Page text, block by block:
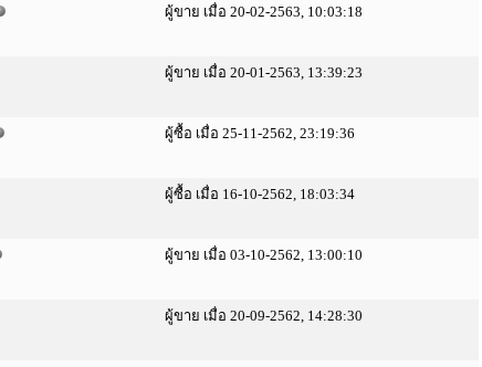
ผู้ขาย เมื่อ 20-02-2563, 10:03:18
ผู้ขาย เมื่อ 20-01-2563, 13:39:23
ผู้ซื้อ เมื่อ 25-11-2562, 23:19:36
ผู้ซื้อ เมื่อ 16-10-2562, 18:03:34
ผู้ขาย เมื่อ 03-10-2562, 13:00:10
ผู้ขาย เมื่อ 20-09-2562, 14:28:30